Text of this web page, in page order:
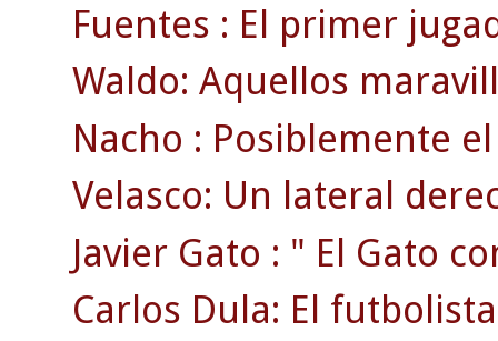
Fuentes : El primer
Waldo: Aquellos
Nacho : Posiblemente
Velasco: Un lateral
Javier Gato : " El Gato
Carlos Dula: El